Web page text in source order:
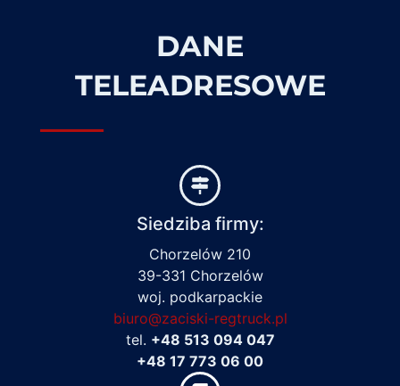
DANE
TELEADRESOWE
Siedziba firmy:
Chorzelów 210
39-331 Chorzelów
woj. podkarpackie
biuro@zaciski-regtruck.pl
tel. +48 513 094 047
+48 17 773 06 00